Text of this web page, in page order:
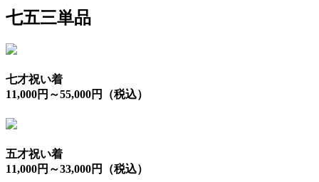
七五三単品
七才祝い着
11,000円～55,000円（税込）
五才祝い着
11,000円～33,000円（税込）